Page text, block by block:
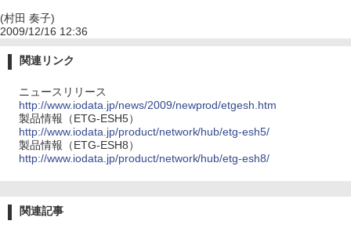
(村田 奏子)
2009/12/16 12:36
関連リンク
ニュースリリース
http://www.iodata.jp/news/2009/newprod/etgesh.htm
製品情報（ETG-ESH5）
http://www.iodata.jp/product/network/hub/etg-esh5/
製品情報（ETG-ESH8）
http://www.iodata.jp/product/network/hub/etg-esh8/
関連記事